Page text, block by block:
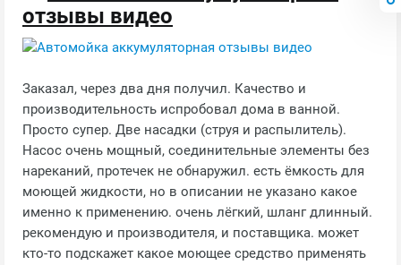
отзывы видео
Заказал, через два дня получил. Качество и
производительность испробовал дома в ванной.
Просто супер. Две насадки (струя и распылитель).
Насос очень мощный, соединительные элементы без
нареканий, протечек не обнаружил. есть ёмкость для
моющей жидкости, но в описании не указано какое
именно к применению. очень лёгкий, шланг длинный.
рекомендую и производителя, и поставщика. может
кто-то подскажет какое моющее средство применять